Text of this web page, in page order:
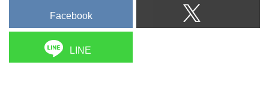
Facebook
LINE